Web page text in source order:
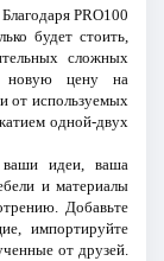
PRO100
будет стоить,
сложных
новую цену на
от используемых
одной-двух
ваши идеи, ваша
и материалы
Добавьте
импортируйте
от друзей.